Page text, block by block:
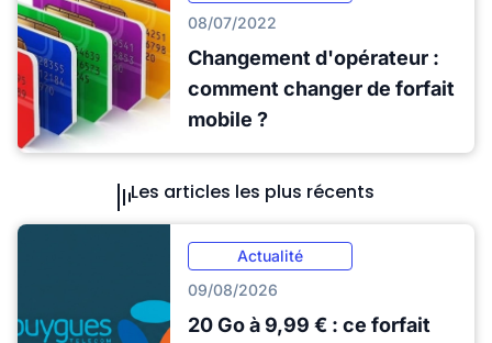
08/07/2022
Changement d'opérateur :
comment changer de forfait
mobile ?
Les articles les plus récents
Actualité
09/08/2026
20 Go à 9,99 € : ce forfait